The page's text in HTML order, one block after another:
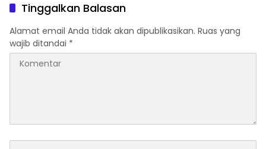
Tinggalkan Balasan
Alamat email Anda tidak akan dipublikasikan. Ruas yang
wajib ditandai *